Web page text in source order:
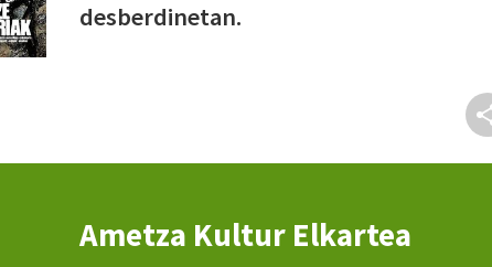
desberdinetan.
Ametza Kultur Elkartea